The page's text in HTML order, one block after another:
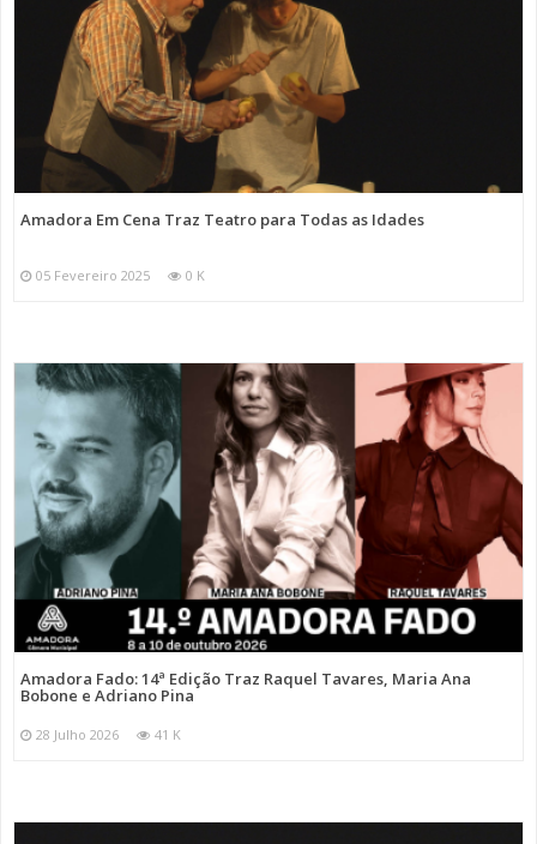
Amadora Em Cena Traz Teatro para Todas as Idades
05 Fevereiro 2025 0 K
Amadora Fado: 14ª Edição Traz Raquel Tavares, Maria Ana
Bobone e Adriano Pina
28 Julho 2026 41 K